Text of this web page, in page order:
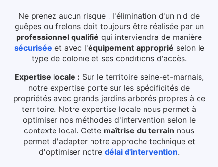
Ne prenez aucun risque : l'élimination d'un nid de
guêpes ou frelons doit toujours être réalisée par un
professionnel qualifié qui interviendra de manière
sécurisée et avec l'équipement approprié selon le
type de colonie et ses conditions d'accès.
Expertise locale : Sur le territoire seine-et-marnais,
notre expertise porte sur les spécificités de
propriétés avec grands jardins arborés propres à ce
territoire. Notre expertise locale nous permet à
optimiser nos méthodes d'intervention selon le
contexte local. Cette maîtrise du terrain nous
permet d'adapter notre approche technique et
d'optimiser notre délai d'intervention.